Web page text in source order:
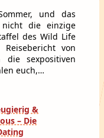
und das
nicht die einzige
des Wild Life
von
sexpositiven
euch,…